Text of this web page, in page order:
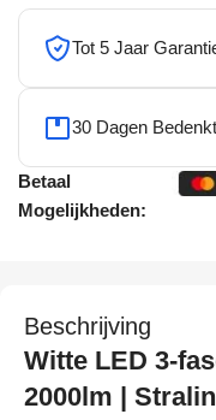
Tot 5 Jaar
30 Dagen
Betaal
Mogelijkheden:
Beschrijving
Witte LED 3-
2000lm |